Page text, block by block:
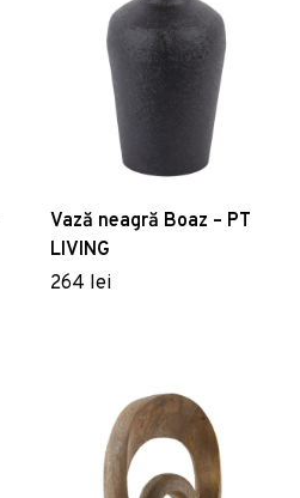
Vază neagră Boaz – PT
LIVING
264 lei